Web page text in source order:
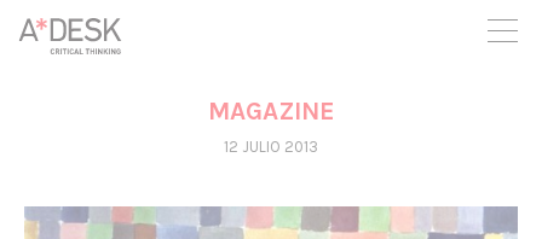
crees también en A*DESK seguimos necesitándote para poder
seguir adelante. Ahora puedes participar del proyecto y
apoyarlo.
MAGAZINE
12 JULIO 2013